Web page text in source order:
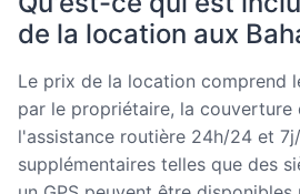
de la location aux
Le prix de la location comprend
par le propriétaire, la couverture
l'assistance routière 24h/24 et
supplémentaires telles que des